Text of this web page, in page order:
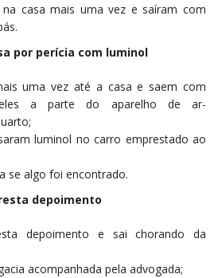
na casa mais uma vez e saíram com
por perícia com luminol
uma vez até a casa e saem com
a parte do aparelho de ar-
luminol no carro emprestado ao
se algo foi encontrado.
depoimento
depoimento e sai chorando da
acompanhada pela advogada;